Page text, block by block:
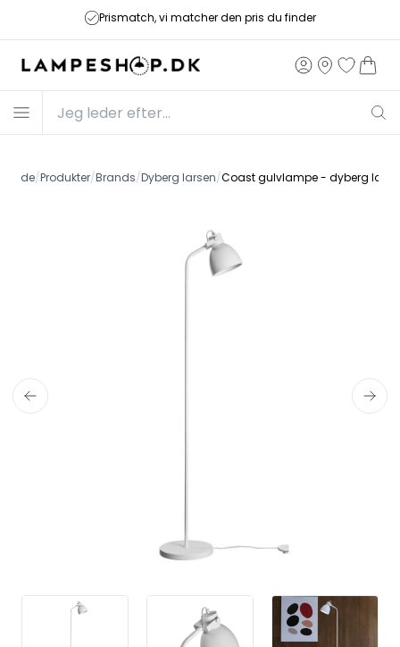
Prismatch, vi matcher den pris du finder
/Produkter/Brands/Dyberg larsen/Coast gulvlampe - dyberg